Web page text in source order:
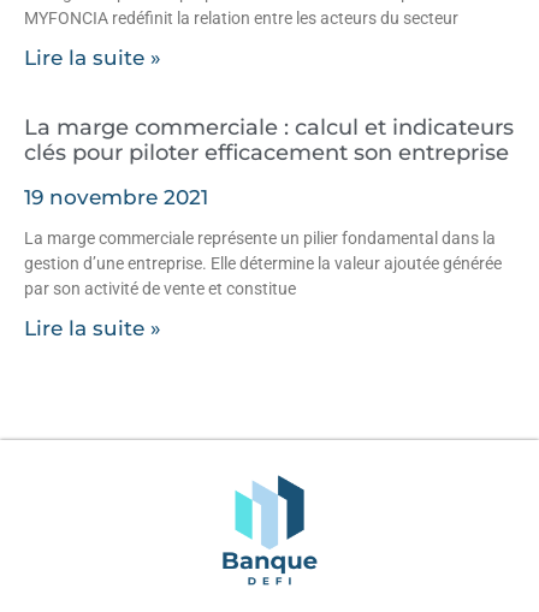
MYFONCIA redéfinit la relation entre les acteurs du secteur
Lire la suite »
La marge commerciale : calcul et indicateurs
clés pour piloter efficacement son entreprise
19 novembre 2021
La marge commerciale représente un pilier fondamental dans la
gestion d’une entreprise. Elle détermine la valeur ajoutée générée
par son activité de vente et constitue
Lire la suite »